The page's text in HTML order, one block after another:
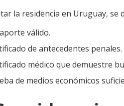
la residencia en Uruguay,
válido.
de antecedentes penales.
médico que demuestre
de medios económicos